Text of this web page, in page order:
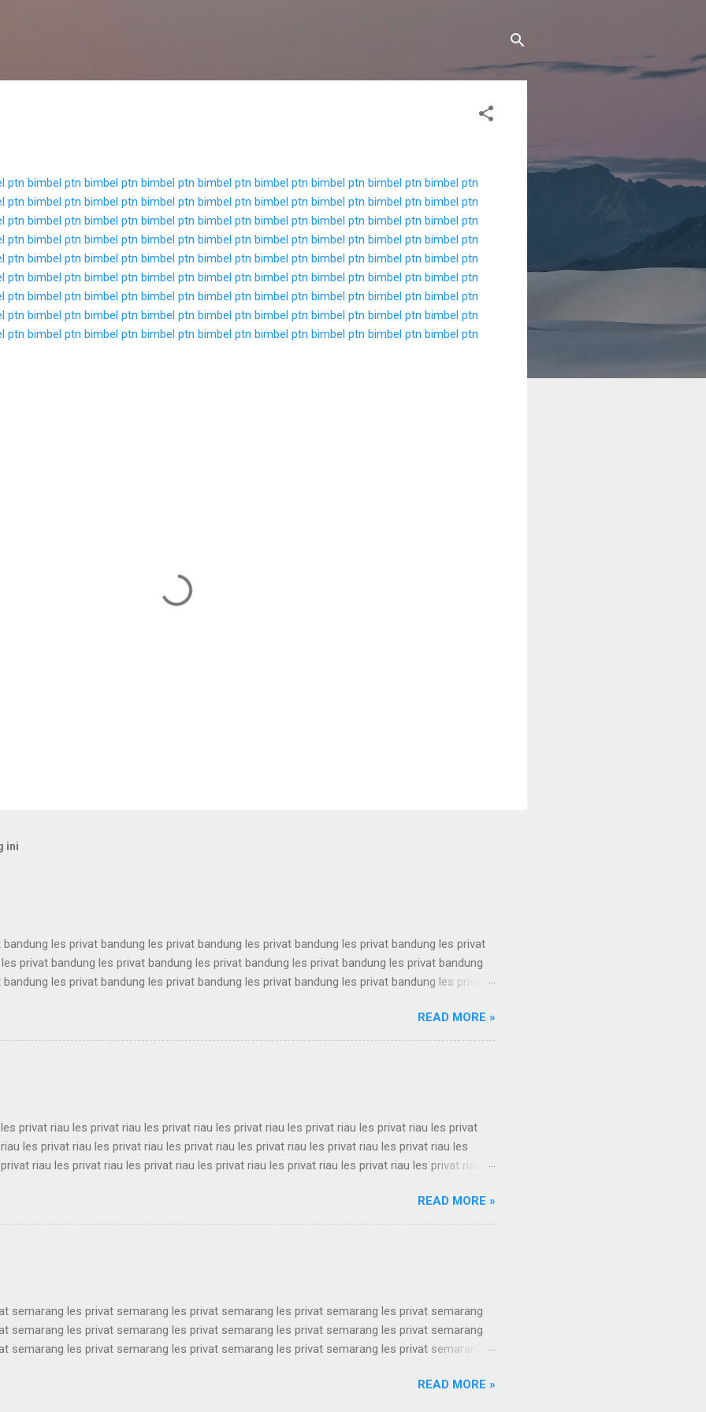
ptn bimbel ptn bimbel ptn bimbel ptn bimbel ptn bimbel ptn bimbel ptn bimbel ptn bimbel ptn
ptn bimbel ptn bimbel ptn bimbel ptn bimbel ptn bimbel ptn bimbel ptn bimbel ptn bimbel ptn
ptn bimbel ptn bimbel ptn bimbel ptn bimbel ptn bimbel ptn bimbel ptn bimbel ptn bimbel ptn
ptn bimbel ptn bimbel ptn bimbel ptn bimbel ptn bimbel ptn bimbel ptn bimbel ptn bimbel ptn
ptn bimbel ptn bimbel ptn bimbel ptn bimbel ptn bimbel ptn bimbel ptn bimbel ptn bimbel ptn
ptn bimbel ptn bimbel ptn bimbel ptn bimbel ptn bimbel ptn bimbel ptn bimbel ptn bimbel ptn
ptn bimbel ptn bimbel ptn bimbel ptn bimbel ptn bimbel ptn bimbel ptn bimbel ptn bimbel ptn
ptn bimbel ptn bimbel ptn bimbel ptn bimbel ptn bimbel ptn bimbel ptn bimbel ptn bimbel ptn
ptn bimbel ptn bimbel ptn bimbel ptn bimbel ptn bimbel ptn bimbel ptn bimbel ptn bimbel ptn
ini
les privat bandung les privat bandung les privat bandung les privat bandung les privat
privat bandung les privat bandung les privat bandung les privat bandung les privat bandung
les privat bandung les privat bandung les privat bandung les privat bandung les privat
bandung les privat bandung les privat bandung les privat bandung les privat bandung les privat
privat bandung les privat bandung les privat bandung les privat bandung les privat bandung
les privat bandung les privat bandung les privat bandung les privat bandung les privat
privat bandung les privat bandung les privat bandung ...
READ MORE »
privat riau les privat riau les privat riau les privat riau les privat riau les privat riau les privat
les privat riau les privat riau les privat riau les privat riau les privat riau les privat riau les
riau les privat riau les privat riau les privat riau les privat riau les privat riau les privat riau
riau les privat riau les privat riau les privat riau les privat riau les privat riau les privat riau les
riau les privat riau les privat riau les privat riau les privat riau les privat riau les privat riau
privat riau les privat riau les privat riau les privat riau les privat ria...
READ MORE »
semarang les privat semarang les privat semarang les privat semarang les privat semarang
semarang les privat semarang les privat semarang les privat semarang les privat semarang
semarang les privat semarang les privat semarang les privat semarang les privat semarang
semarang les privat semarang les privat semarang les privat semarang les privat semarang
READ MORE »